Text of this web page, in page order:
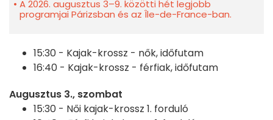
A 2026. augusztus 3–9. közötti hét legjobb
programjai Párizsban és az Île-de-France-ban.
15:30 - Kajak-krossz - nők, időfutam
16:40 - Kajak-krossz - férfiak, időfutam
Augusztus 3., szombat
15:30 - Női kajak-krossz 1. forduló